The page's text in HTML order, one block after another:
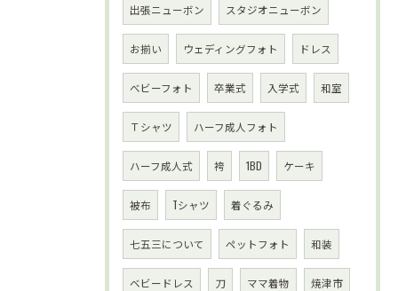
出張ニューボン スタジオニューボン
お揃い ウェディングフォト ドレス
べビーフォト 卒業式 入学式 和室
Ｔシャツ ハーフ成人フォト
ハーフ成人式 袴 1BD ケーキ
被布 Tシャツ 着ぐるみ
七五三について ペットフォト 和装
ベビードレス 刀 ママ着物 焼津市